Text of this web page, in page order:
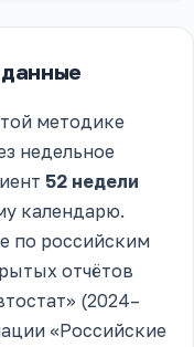
методике
недельное
52 недели
календарю.
по российским
отчётов
(2024–
«Российские